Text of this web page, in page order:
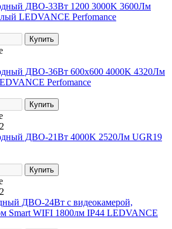
ДВО-33Вт 1200 3000K 3600Лм
LEDVANCE Perfomance
ДВО-36Вт 600х600 4000K 4320Лм
Perfomance
ДВО-21Вт 4000K 2520Лм UGR19
ДВО-24Вт с видеокамерой,
Smart WIFI 1800лм IP44 LEDVANCE